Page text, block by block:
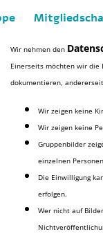
Wir nehmen den
Einerseits möchten wir die
dokumentieren,
Wir zeigen keine
Wir zeigen keine
Gruppenbilder
einzelnen
Die Einwilligung
erfolgen.
Wer nicht auf